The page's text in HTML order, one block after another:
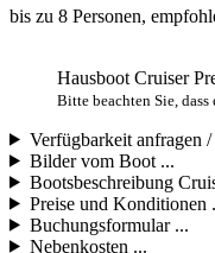
bis zu 8 Personen,
Hausboot Cruiser
Bitte beachten Sie,
Verfügbarkeit anfragen /
Bilder vom Boot ...
Bootsbeschreibung
Preise und Konditionen
Buchungsformular ...
Nebenkosten ...